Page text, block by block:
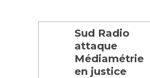
Sud Radio
attaque
Médiamétrie
en justice